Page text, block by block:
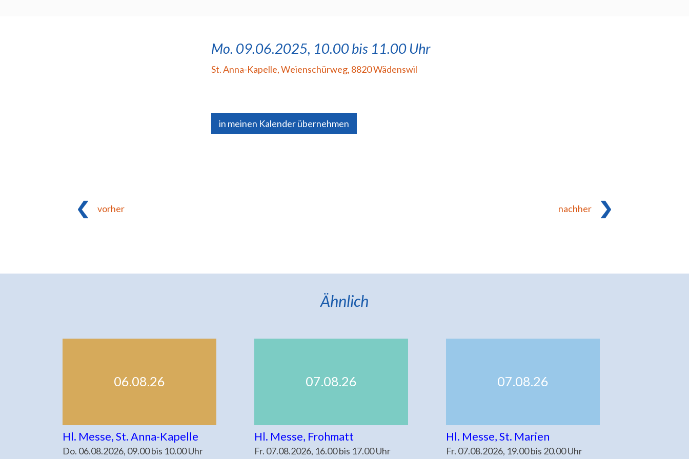
Mo. 09.06.2025, 10.00 bis 11.00 Uhr
St. Anna-Kapelle,Weienschürweg, 8820 Wädenswil
in meinen Kalender übernehmen
vorher nachher
Ähnlich
06.08.26
Hl. Messe, St. Anna-Kapelle
Do. 06.08.2026, 09.00 bis 10.00 Uhr
07.08.26
Hl. Messe, Frohmatt
Fr. 07.08.2026, 16.00 bis 17.00 Uhr
07.08.26
Hl. Messe, St. Marien
Fr. 07.08.2026, 19.00 bis 20.00 Uhr